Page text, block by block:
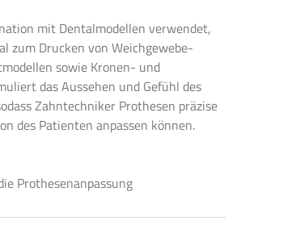
mit Dentalmodellen verwendet,
zum Drucken von Weichgewebe-
sowie Kronen- und
das Aussehen und Gefühl des
Zahntechniker Prothesen präzise
des Patienten anpassen können.
Prothesenanpassung